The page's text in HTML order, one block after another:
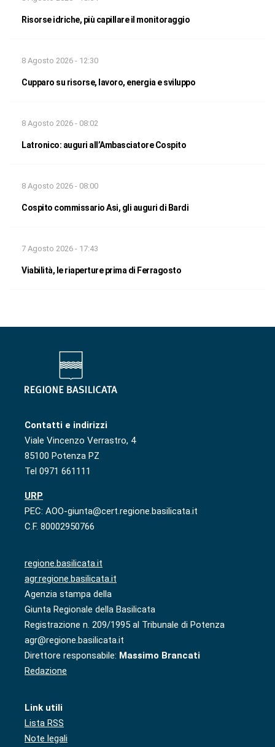
Risorse idriche, più capillare il monitoraggio
8 Agosto 2026 - 12:30
Cupparo su risorse, lavoro, energia e sviluppo
8 Agosto 2026 - 08:02
Latronico: auguri all’Ambasciatore Cospito
8 Agosto 2026 - 08:00
Cospito commissario Asi, gli auguri di Bardi
7 Agosto 2026 - 17:43
Viabilità, le riaperture prima di Ferragosto
Contatti e indirizzi
Viale Vincenzo Verrastro, 4
85100 Potenza PZ
Tel 0971 661111
URP
PEC: AOO-giunta@cert.regione.basilicata.it
C.F. 80002950766
regione.basilicata.it
agr.regione.basilicata.it
Agenzia stampa della
Giunta Regionale della Basilicata
Registrazione n. 209/1995 al Tribunale di Potenza
agr@regione.basilicata.it
Direttore responsabile: Massimo Brancati
Redazione
Link utili
Lista RSS
Note legali